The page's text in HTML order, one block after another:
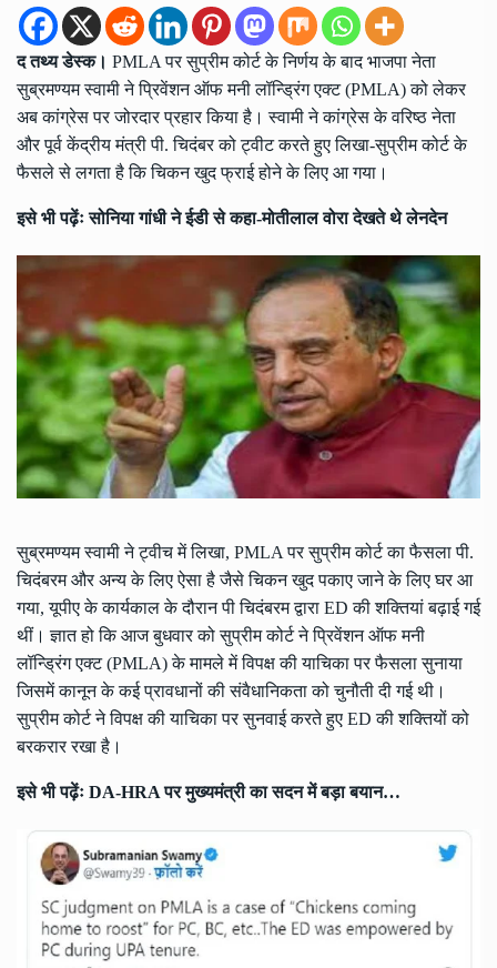
द तथ्य डेस्क। PMLA पर सुप्रीम कोर्ट के निर्णय के बाद भाजपा नेता
सुब्रमण्यम स्वामी ने प्रिवेंशन ऑफ मनी लॉन्ड्रिंग एक्ट (PMLA) को लेकर
अब कांग्रेस पर जोरदार प्रहार किया है। स्वामी ने कांग्रेस के वरिष्ठ नेता
और पूर्व केंद्रीय मंत्री पी. चिदंबर को ट्वीट करते हुए लिखा-सुप्रीम कोर्ट के
फैसले से लगता है कि चिकन खुद फ्राई होने के लिए आ गया।
इसे भी पढ़ेंःसोनिया गांधी ने ईडी से कहा-मोतीलाल वोरा देखते थे लेनदेन
सुब्रमण्यम स्वामी ने ट्वीच में लिखा, PMLA पर सुप्रीम कोर्ट का फैसला पी.
चिदंबरम और अन्य के लिए ऐसा है जैसे चिकन खुद पकाए जाने के लिए घर आ
गया, यूपीए के कार्यकाल के दौरान पी चिदंबरम द्वारा ED की शक्तियां बढ़ाई गई
थीं। ज्ञात हो कि आज बुधवार को सुप्रीम कोर्ट ने प्रिवेंशन ऑफ मनी
लॉन्ड्रिंग एक्ट (PMLA) के मामले में विपक्ष की याचिका पर फैसला सुनाया
जिसमें कानून के कई प्रावधानों की संवैधानिकता को चुनौती दी गई थी।
सुप्रीम कोर्ट ने विपक्ष की याचिका पर सुनवाई करते हुए ED की शक्तियों को
बरकरार रखा है।
इसे भी पढ़ेंः DA-HRA पर मुख्यमंत्री का सदन में बड़ा बयान…